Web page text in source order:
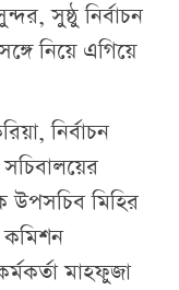
সুষ্ঠু নির্বাচন
নিয়ে এগিয়ে
নির্বাচন
উপসচিব মিহির
কমিশন
মাহফুজা